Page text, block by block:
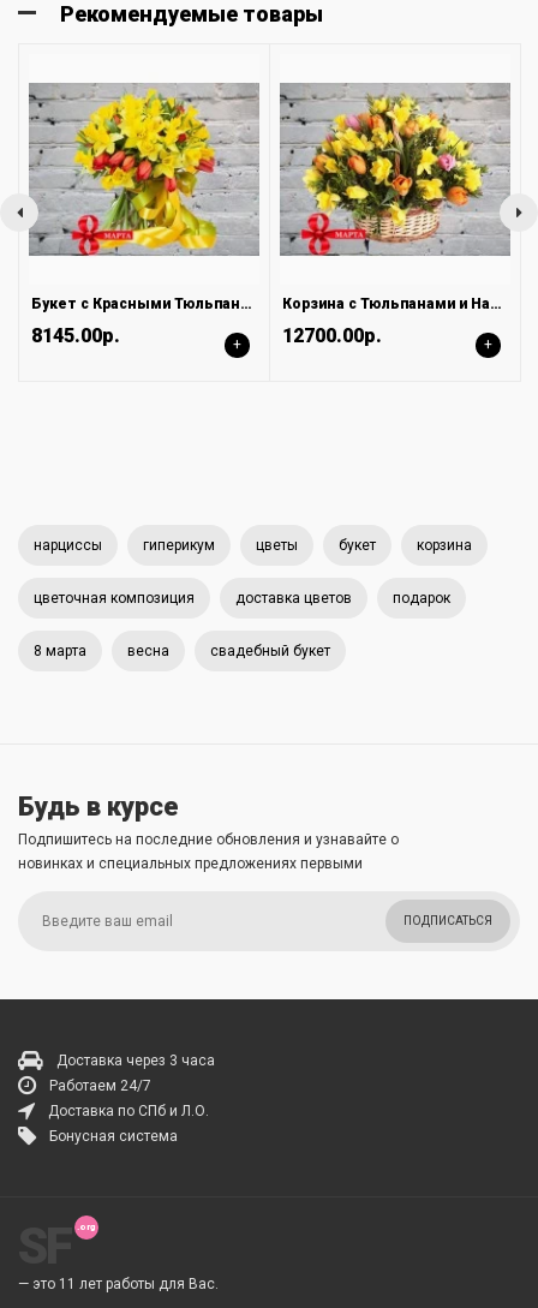
Рекомендуемые товары
Букет с Красными Тюльпанами и Нарциссами Желтыми
8145.00р. +
Корзина с Тюльпанами и Нарциссами
12700.00р. +
нарциссы гиперикум цветы букет корзина
цветочная композиция доставка цветов подарок
8 марта весна свадебный букет
Будь в курсе
Подпишитесь на последние обновления и узнавайте о
новинках и специальных предложениях первыми
ПОДПИСАТЬСЯ
Доставка через 3 часа
Работаем 24/7
Доставка по СПб и Л.О.
Бонусная система
— это 11 лет работы для Вас.